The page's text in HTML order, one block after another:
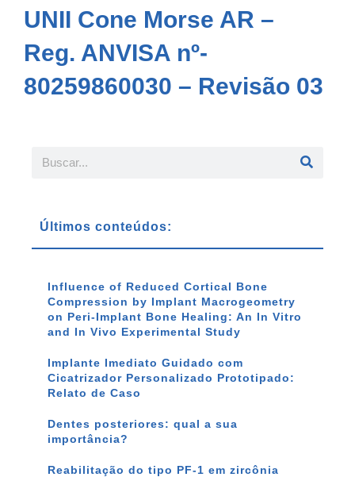
UNII Cone Morse AR –
Reg. ANVISA nº-
80259860030 – Revisão 03
Últimos conteúdos:
Influence of Reduced Cortical Bone
Compression by Implant Macrogeometry
on Peri-Implant Bone Healing: An In Vitro
and In Vivo Experimental Study
Implante Imediato Guidado com
Cicatrizador Personalizado Prototipado:
Relato de Caso
Dentes posteriores: qual a sua
importância?
Reabilitação do tipo PF-1 em zircônia